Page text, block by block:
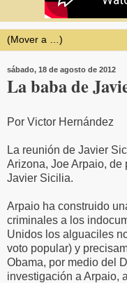
sábado, 18 de agosto de 2012
La baba de
Por Victor Hernández
La reunión de Javier
Arizona, Joe Arpaio,
Javier Sicilia.
Arpaio ha construido
criminales a los
Unidos los alguaciles
voto popular) y
Obama, por medio del
investigación a Arpaio,